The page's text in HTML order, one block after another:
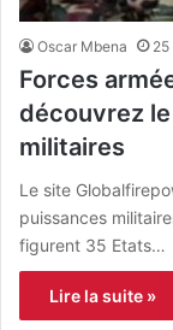
Oscar Mbena
Forces
découvrez
militaires
Le site
puissances
figurent 35 Etats…
Lire la suite »